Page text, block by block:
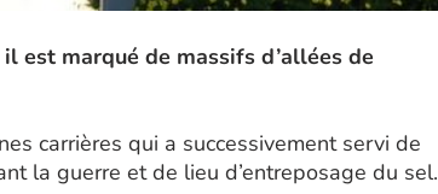
est marqué de massifs d’allées de
carrières qui a successivement servi de
la guerre et de lieu d’entreposage du sel.